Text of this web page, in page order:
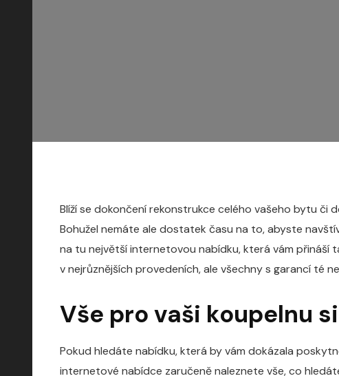
Blíží se dokončení rekonstrukce celého vašeho bytu či
Bohužel nemáte ale dostatek času na to, abyste
na tu největší internetovou nabídku, která vám přináší
v nejrůznějších provedeních, ale všechny s garancí té
Vše pro vaši koupelnu
Pokud hledáte nabídku, která by vám dokázala
internetové nabídce zaručeně naleznete vše, co